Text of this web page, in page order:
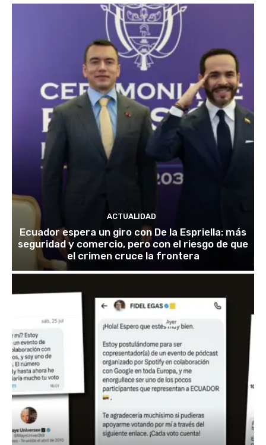
ACTUALIDAD
Ecuador espera un giro con De la Espriella: más
seguridad y comercio, pero con el riesgo de que
el crimen cruce la frontera